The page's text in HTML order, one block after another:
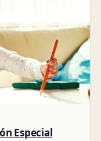
Especial